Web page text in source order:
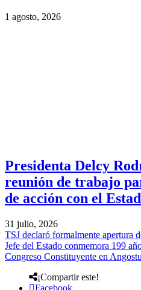
1 agosto, 2026
Presidenta Delcy
reunión de trabajo
de acción con el
31 julio, 2026
TSJ declaró formalmente apertura
Jefe del Estado conmemora 199
Congreso Constituyente en
¡Compartir este!
Facebook